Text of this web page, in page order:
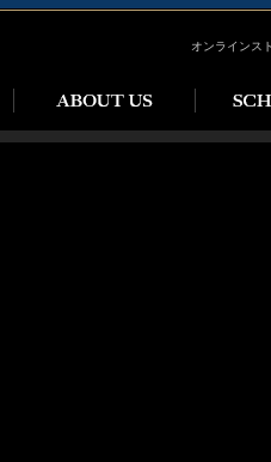
オンラインス